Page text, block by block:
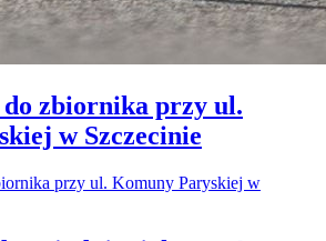
do zbiornika przy ul.
w Szczecinie